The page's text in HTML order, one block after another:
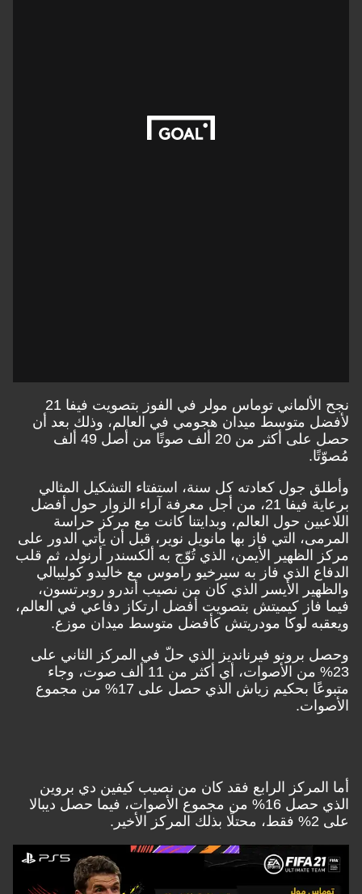
نجح الألماني توماس مولر في الفوز بتصويت فيفا 21
لأفضل متوسط ميدان هجومي في العالم، وذلك بعد أن
حصل على أكثر من 20 ألف صوتًا من أصل 49 ألف
مُصوّتًا.
وأطلق جول كعادته كل سنة، استفتاء التشكيل المثالي
برعاية فيفا 21، من أجل معرفة آراء الزوار حول أفضل
اللاعبين حول العالم، وبدايتنا كانت مع مركز حراسة
المرمى، التي فاز بها مانويل نوير، قبل أن يأتي الدور على
مركز الظهير الأيمن، الذي تُوّج به ألكسندر أرنولد، ثم قلب
الدفاع الذي فاز به سيرخيو راموس مع خاليدو كوليبالي
والظهير الأيسر الذي كان من نصيب أندرو روبرتسون،
فيما فاز كيميتش بتصويت أفضل ارتكاز دفاعي في العالم،
ويعقبه لوكا مودريتش كأفضل متوسط ميدان موزع.
وحصل برونو فيرنانديز الذي حلّ في المركز الثاني على
23% من الأصوات، أي أكثر من 11 ألف صوت، وجاء
متبوعًا بحكيم زياش الذي حصل على 17% من مجموع
الأصوات.
أما المركز الرابع فقد كان من نصيب كيفين دي بروين
الذي حصل 16% من مجموع الأصوات، فيما حصل ديبالا
على 2% فقط، محتلًا بذلك المركز الأخير.